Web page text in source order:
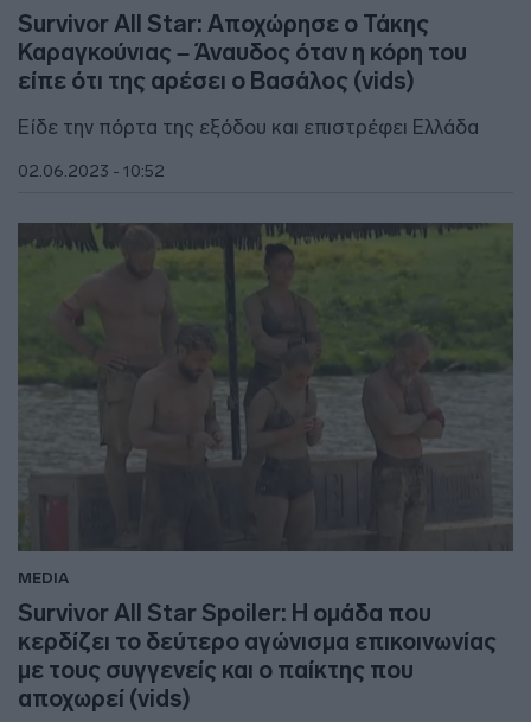
Survivor All Star: Αποχώρησε ο Τάκης
Καραγκούνιας – Άναυδος όταν η κόρη του
είπε ότι της αρέσει ο Βασάλος (vids)
Είδε την πόρτα της εξόδου και επιστρέφει Ελλάδα
02.06.2023 - 10:52
MEDIA
Survivor All Star Spoiler: Η ομάδα που
κερδίζει το δεύτερο αγώνισμα επικοινωνίας
με τους συγγενείς και ο παίκτης που
αποχωρεί (vids)